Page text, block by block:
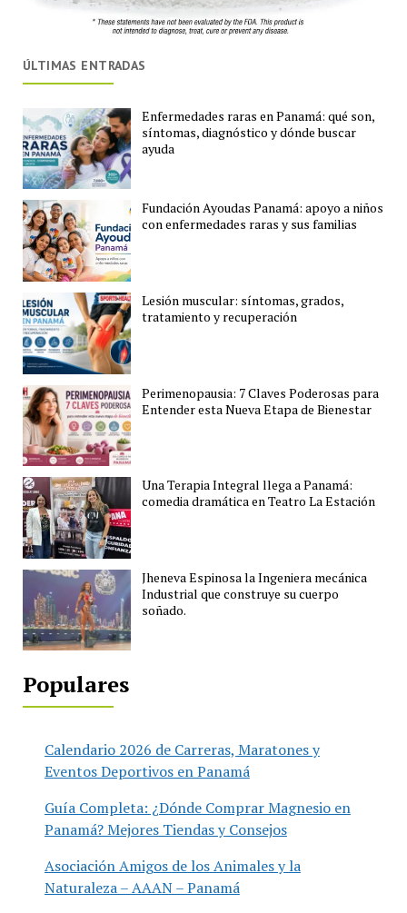
ÚLTIMAS ENTRADAS
Enfermedades raras en Panamá: qué son,
síntomas, diagnóstico y dónde buscar
ayuda
Fundación Ayoudas Panamá: apoyo a niños
con enfermedades raras y sus familias
Lesión muscular: síntomas, grados,
tratamiento y recuperación
Perimenopausia: 7 Claves Poderosas para
Entender esta Nueva Etapa de Bienestar
Una Terapia Integral llega a Panamá:
comedia dramática en Teatro La Estación
Jheneva Espinosa la Ingeniera mecánica
Industrial que construye su cuerpo
soñado.
Populares
Calendario 2026 de Carreras, Maratones y
Eventos Deportivos en Panamá
Guía Completa: ¿Dónde Comprar Magnesio en
Panamá? Mejores Tiendas y Consejos
Asociación Amigos de los Animales y la
Naturaleza – AAAN – Panamá